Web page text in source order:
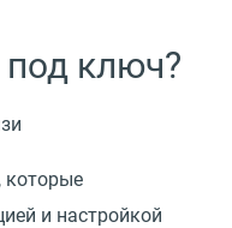
ключ?
и настройкой